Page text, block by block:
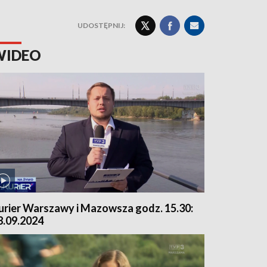
UDOSTĘPNIJ:
Warszawy i Mazowsza godz. 15.30: